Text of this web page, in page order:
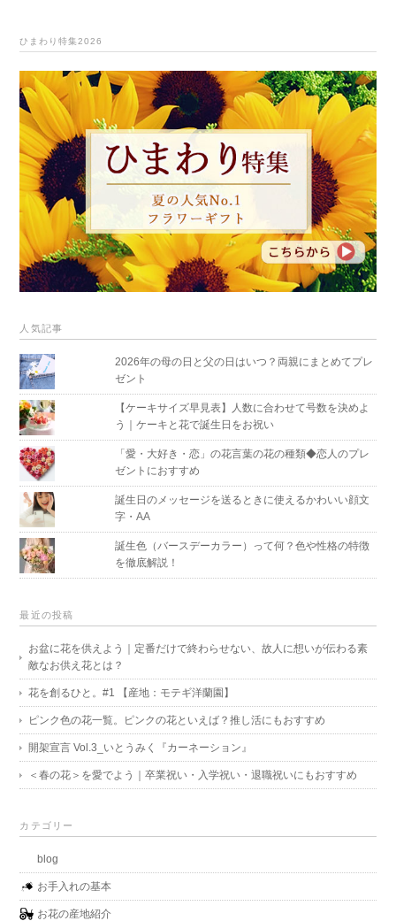
ひまわり特集2026
人気記事
2026年の母の日と父の日はいつ？両親にまとめてプレ
ゼント
【ケーキサイズ早見表】人数に合わせて号数を決めよ
う｜ケーキと花で誕生日をお祝い
「愛・大好き・恋」の花言葉の花の種類◆恋人のプレ
ゼントにおすすめ
誕生日のメッセージを送るときに使えるかわいい顔文
字・AA
誕生色（バースデーカラー）って何？色や性格の特徴
を徹底解説！
最近の投稿
お盆に花を供えよう｜定番だけで終わらせない、故人に想いが伝わる素
敵なお供え花とは？
花を創るひと。#1 【産地：モテギ洋蘭園】
ピンク色の花一覧。ピンクの花といえば？推し活にもおすすめ
開架宣言 Vol.3_いとうみく『カーネーション』
＜春の花＞を愛でよう｜卒業祝い・入学祝い・退職祝いにもおすすめ
カテゴリー
blog
お手入れの基本
お花の産地紹介